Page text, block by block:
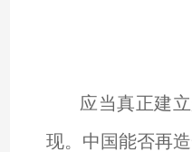
应当真正建
现。中国能否再